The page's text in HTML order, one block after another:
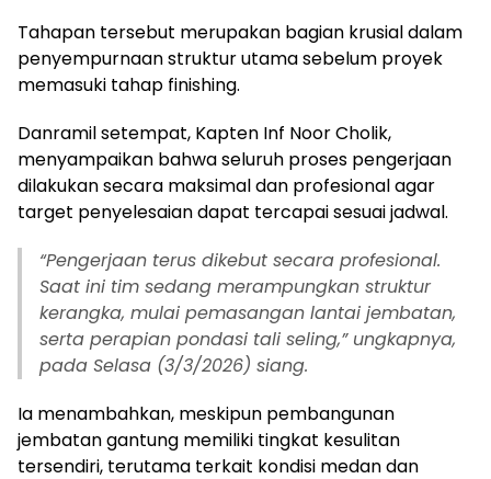
Tahapan tersebut merupakan bagian krusial dalam
penyempurnaan struktur utama sebelum proyek
memasuki tahap finishing.
Danramil setempat, Kapten Inf Noor Cholik,
menyampaikan bahwa seluruh proses pengerjaan
dilakukan secara maksimal dan profesional agar
target penyelesaian dapat tercapai sesuai jadwal.
“Pengerjaan terus dikebut secara profesional.
Saat ini tim sedang merampungkan struktur
kerangka, mulai pemasangan lantai jembatan,
serta perapian pondasi tali seling,” ungkapnya,
pada Selasa (3/3/2026) siang.
Ia menambahkan, meskipun pembangunan
jembatan gantung memiliki tingkat kesulitan
tersendiri, terutama terkait kondisi medan dan